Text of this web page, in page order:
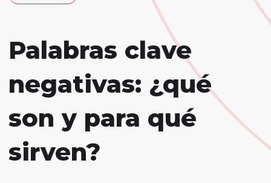
Palabras clave
negativas: ¿qué
son y para qué
sirven?